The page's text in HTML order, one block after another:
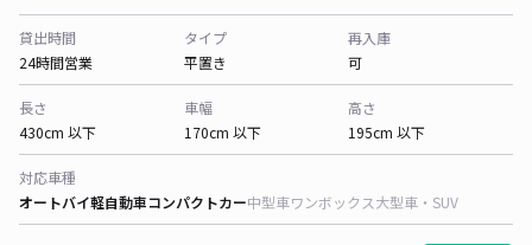
貸出時間
24時間営業
タイプ
平置き
再入庫
可
長さ
430cm 以下
車幅
170cm 以下
高さ
195cm 以下
対応車種
オートバイ軽自動車コンパクトカー中型車ワンボックス大型車・SUV